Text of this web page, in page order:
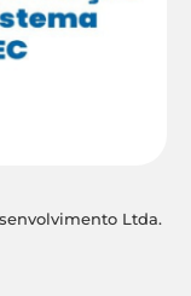
Ltda.